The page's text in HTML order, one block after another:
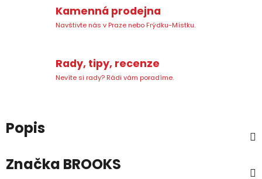
Kamenná prodejna
Navštivte nás v Praze nebo Frýdku-Místku.
Rady, tipy, recenze
Nevíte si rady? Rádi vám poradíme.
Popis
Značka BROOKS